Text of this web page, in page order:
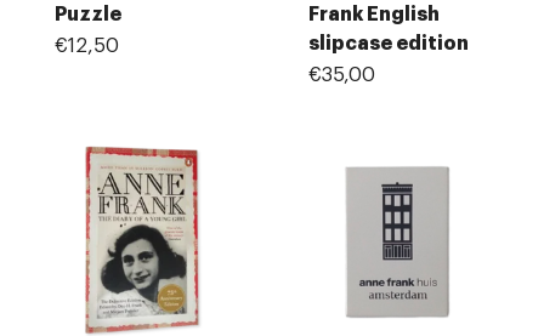
Puzzle
€12,50
Frank English
slipcase edition
€35,00